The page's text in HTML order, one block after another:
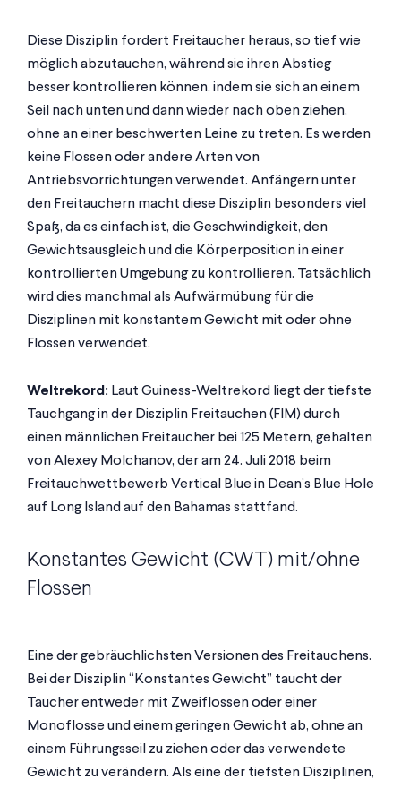
Diese Disziplin fordert Freitaucher heraus, so tief wie
möglich abzutauchen, während sie ihren Abstieg
besser kontrollieren können, indem sie sich an einem
Seil nach unten und dann wieder nach oben ziehen,
ohne an einer beschwerten Leine zu treten. Es werden
keine Flossen oder andere Arten von
Antriebsvorrichtungen verwendet. Anfängern unter
den Freitauchern macht diese Disziplin besonders viel
Spaß, da es einfach ist, die Geschwindigkeit, den
Gewichtsausgleich und die Körperposition in einer
kontrollierten Umgebung zu kontrollieren. Tatsächlich
wird dies manchmal als Aufwärmübung für die
Disziplinen mit konstantem Gewicht mit oder ohne
Flossen verwendet.
Weltrekord: Laut Guiness-Weltrekord liegt der tiefste
Tauchgang in der Disziplin Freitauchen (FIM) durch
einen männlichen Freitaucher bei 125 Metern, gehalten
von Alexey Molchanov, der am 24. Juli 2018 beim
Freitauchwettbewerb Vertical Blue in Dean’s Blue Hole
auf Long Island auf den Bahamas stattfand.
Konstantes Gewicht (CWT) mit/ohne
Flossen
Eine der gebräuchlichsten Versionen des Freitauchens.
Bei der Disziplin “Konstantes Gewicht” taucht der
Taucher entweder mit Zweiflossen oder einer
Monoflosse und einem geringen Gewicht ab, ohne an
einem Führungsseil zu ziehen oder das verwendete
Gewicht zu verändern. Als eine der tiefsten Disziplinen,